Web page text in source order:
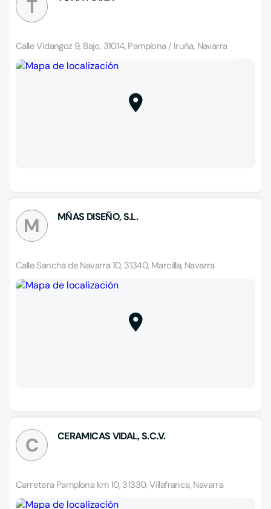
T
Calle Vidangoz 9, Bajo, 31014, Pamplona / Iruña, Navarra
M MÑAS DISEÑO, S.L.
Calle Sancha de Navarra 10, 31340, Marcilla, Navarra
C CERAMICAS VIDAL, S.C.V.
Carretera Pamplona km 10, 31330, Villafranca, Navarra